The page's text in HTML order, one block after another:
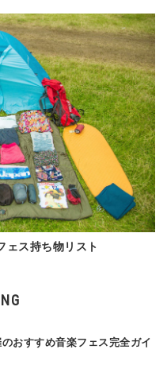
ェス持ち物リスト
おすすめ音楽フェス完全ガイ